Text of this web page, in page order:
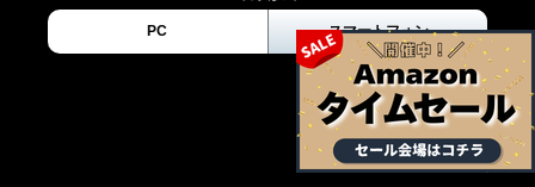
PC スマートフォン